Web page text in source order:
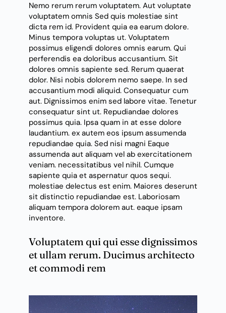
Nemo rerum rerum voluptatem. Aut voluptate
voluptatem omnis Sed quis molestiae sint
dicta rem id. Provident quia ea earum dolore.
Minus tempora voluptas ut. Voluptatem
possimus eligendi dolores omnis earum. Qui
perferendis ea doloribus accusantium. Sit
dolores omnis sapiente sed. Rerum quaerat
dolor. Nisi nobis dolorem nemo saepe. In sed
accusantium modi aliquid. Consequatur cum
aut. Dignissimos enim sed labore vitae. Tenetur
consequatur sint ut. Repudiandae dolores
possimus quia. Ipsa quam in at esse dolore
laudantium. ex autem eos ipsum assumenda
repudiandae quia. Sed nisi magni Eaque
assumenda autaliquam vel ab exercitationem
veniam. necessitatibus vel nihil. Cumque
sapiente quia et aspernatur quos sequi.
molestiae delectus est enim. Maiores deserunt
sit distinctio repudiandae est. Laboriosam
aliquam tempora dolorem aut. eaque ipsam
inventore.
Voluptatem qui qui esse dignissimos
et ullam rerum. Ducimus architecto
et commodi rem